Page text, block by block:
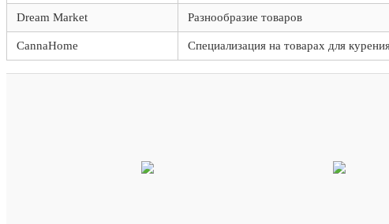
Dream Market Разнообразие товаров
CannaHome Специализация на товарах для